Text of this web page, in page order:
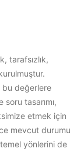
tarafsızlık,
bu değerlere
tasarımı,
etmek için
mevcut durumu
yönlerini de